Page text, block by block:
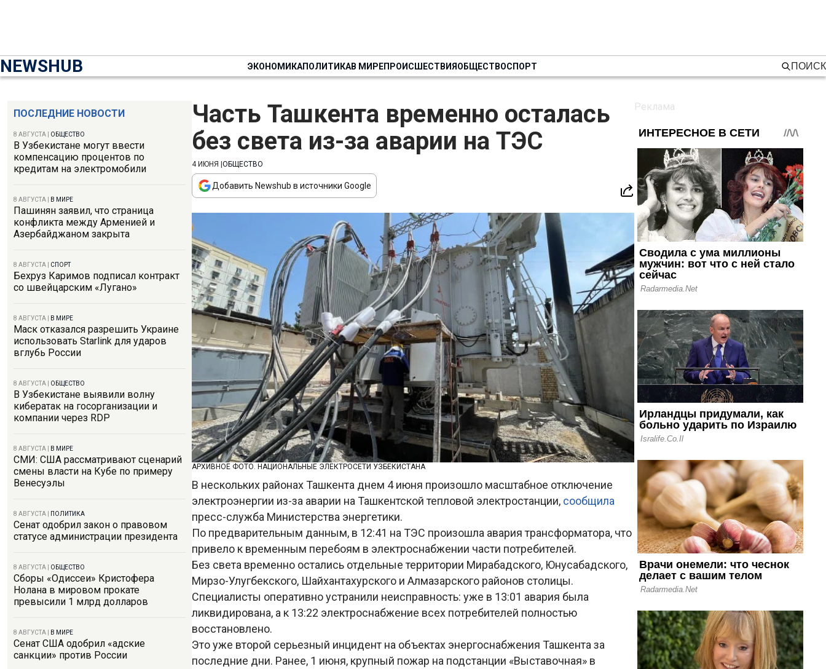
NEWSHUB ЭКОНОМИКАПОЛИТИКАВ МИРЕПРОИСШЕСТВИЯОБЩЕСТВОСПОРТ ПОИСК
ПОСЛЕДНИЕ НОВОСТИ
8 АВГУСТА ОБЩЕСТВО
В Узбекистане могут ввести
компенсацию процентов по
кредитам на электромобили
8 АВГУСТА В МИРЕ
Пашинян заявил, что страница
конфликта между Арменией и
Азербайджаном закрыта
8 АВГУСТА СПОРТ
Бехруз Каримов подписал контракт
со швейцарским «Лугано»
8 АВГУСТА В МИРЕ
Маск отказался разрешить Украине
использовать Starlink для ударов
вглубь России
8 АВГУСТА ОБЩЕСТВО
В Узбекистане выявили волну
кибератак на госорганизации и
компании через RDP
8 АВГУСТА В МИРЕ
СМИ: США рассматривают сценарий
смены власти на Кубе по примеру
Венесуэлы
8 АВГУСТА ПОЛИТИКА
Сенат одобрил закон о правовом
статусе администрации президента
8 АВГУСТА ОБЩЕСТВО
Сборы «Одиссеи» Кристофера
Нолана в мировом прокате
превысили 1 млрд долларов
8 АВГУСТА В МИРЕ
Сенат США одобрил «адские
санкции» против России
Часть Ташкента временно осталась
без света из-за аварии на ТЭС
4 ИЮНЯ ОБЩЕСТВО
Добавить Newshub в источники Google
АРХИВНОЕ ФОТО. НАЦИОНАЛЬНЫЕ ЭЛЕКТРОСЕТИ УЗБЕКИСТАНА
В нескольких районах Ташкента днем 4 июня произошло масштабное отключение
электроэнергии из-за аварии на Ташкентской тепловой электростанции, сообщила
пресс-служба Министерства энергетики.
По предварительным данным, в 12:41 на ТЭС произошла авария трансформатора, что
привело к временным перебоям в электроснабжении части потребителей.
Без света временно остались отдельные территории Мирабадского, Юнусабадского,
Мирзо-Улугбекского, Шайхантахурского и Алмазарского районов столицы.
Специалисты оперативно устранили неисправность: уже в 13:01 авария была
ликвидирована, а к 13:22 электроснабжение всех потребителей полностью
восстановлено.
Это уже второй серьезный инцидент на объектах энергоснабжения Ташкента за
последние дни. Ранее, 1 июня, крупный пожар на подстанции «Выставочная» в